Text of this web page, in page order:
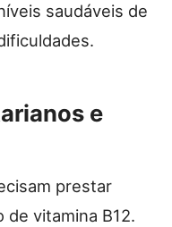
saudáveis de
e
prestar
de vitamina B12.